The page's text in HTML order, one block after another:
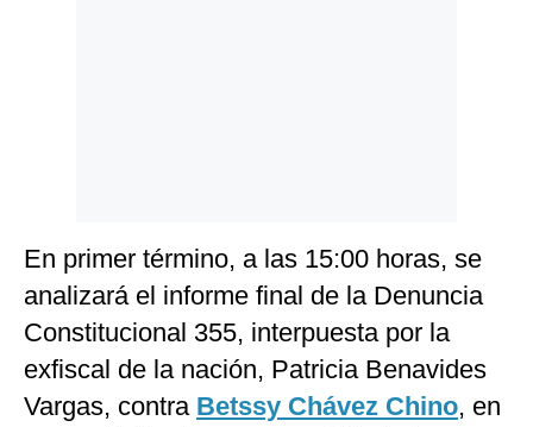
En primer término, a las 15:00 horas, se
analizará el informe final de la Denuncia
Constitucional 355, interpuesta por la
exfiscal de la nación, Patricia Benavides
Vargas, contra Betssy Chávez Chino, en